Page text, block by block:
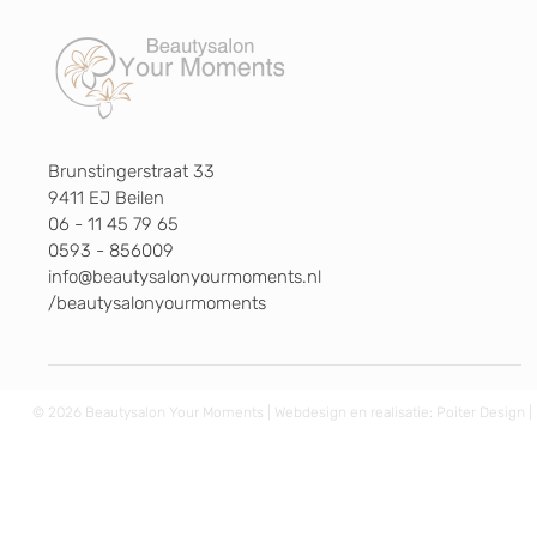
Brunstingerstraat 33
9411 EJ Beilen
06 - 11 45 79 65
0593 - 856009
info@beautysalonyourmoments.nl
/beautysalonyourmoments
© 2026 Beautysalon Your Moments | Webdesign en realisatie: Poiter Design